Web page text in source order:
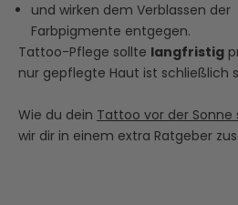
und wirken dem Verblassen der
Farbpigmente entgegen.
Tattoo-Pflege sollte langfristig
nur gepflegte Haut ist schließlich
Wie du dein Tattoo vor der Sonne
wir dir in einem extra Ratgeber